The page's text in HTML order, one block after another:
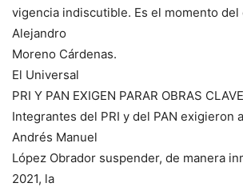
vigencia indiscutible. Es el momento
Alejandro
Moreno Cárdenas.
El Universal
PRI Y PAN EXIGEN PARAR OBRAS
Integrantes del PRI y del PAN exigieron
Andrés Manuel
López Obrador suspender, de manera
2021, la